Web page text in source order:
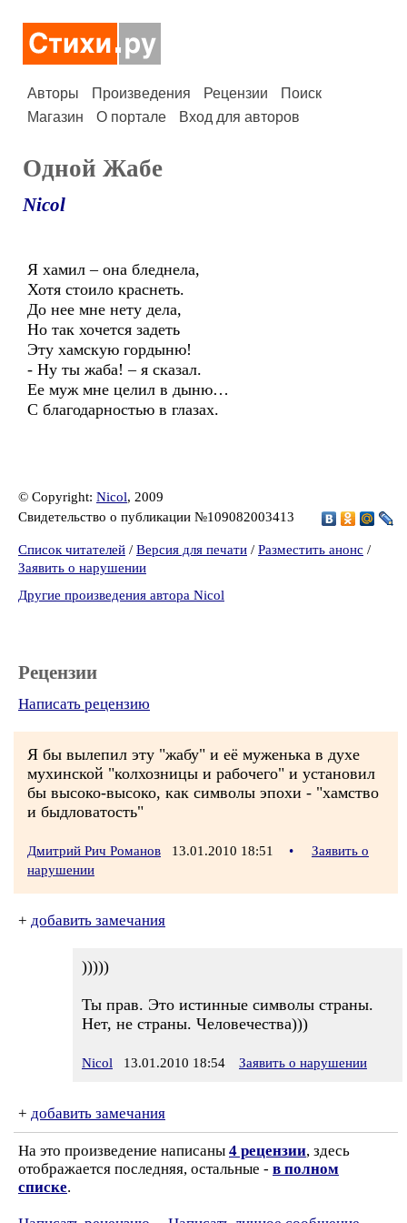
Авторы Произведения Рецензии
Поиск
Магазин
О портале Вход для авторов
Одной Жабе
Nicol
Я хамил – она бледнела,
Хотя стоило краснеть.
До нее мне нету дела,
Но так хочется задеть
Эту хамскую гордыню!
- Ну ты жаба! – я сказал.
Ее муж мне целил в дыню…
С благодарностью в глазах.
© Copyright: Nicol, 2009
Свидетельство о публикации №109082003413
Список читателей / Версия для печати / Разместить анонс /
Заявить о нарушении
Другие произведения автора Nicol
Рецензии
Написать рецензию
Я бы вылепил эту "жабу" и её муженька в духе
мухинской "колхозницы и рабочего" и установил
бы высоко-высоко, как символы эпохи - "хамство
и быдловатость"
Дмитрий Рич Романов 13.01.2010 18:51 •
Заявить о
нарушении
+ добавить замечания
)))))
Ты прав. Это истинные символы страны.
Нет, не страны. Человечества)))
Nicol 13.01.2010 18:54 Заявить о нарушении
+ добавить замечания
На это произведение написаны 4 рецензии, здесь
отображается последняя, остальные - в полном
списке.